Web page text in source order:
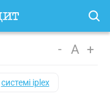
- A +
системі iplex